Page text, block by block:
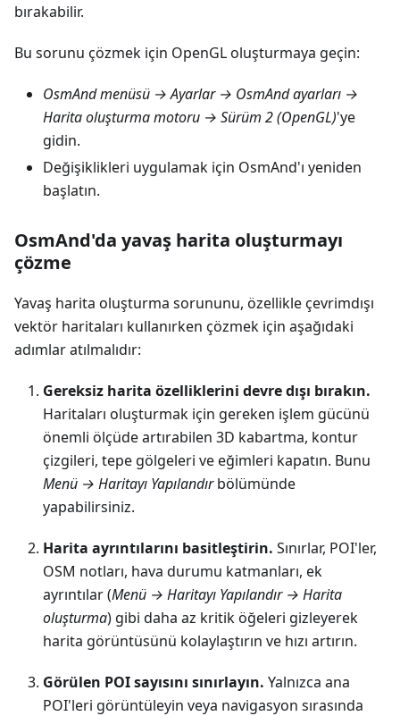
bırakabilir.
Bu sorunu çözmek için OpenGL oluşturmaya geçin:
OsmAnd menüsü → Ayarlar → OsmAnd ayarları →
Harita oluşturma motoru → Sürüm 2 (OpenGL)'ye
gidin.
Değişiklikleri uygulamak için OsmAnd'ı yeniden
başlatın.
OsmAnd'da yavaş harita oluşturmayı
çözme
Yavaş harita oluşturma sorununu, özellikle çevrimdışı
vektör haritaları kullanırken çözmek için aşağıdaki
adımlar atılmalıdır:
Gereksiz harita özelliklerini devre dışı bırakın.
Haritaları oluşturmak için gereken işlem gücünü
önemli ölçüde artırabilen 3D kabartma, kontur
çizgileri, tepe gölgeleri ve eğimleri kapatın. Bunu
Menü → Haritayı Yapılandırbölümünde
yapabilirsiniz.
Harita ayrıntılarını basitleştirin. Sınırlar, POI'ler,
OSM notları, hava durumu katmanları, ek
ayrıntılar (Menü → Haritayı Yapılandır → Harita
oluşturma) gibi daha az kritik öğeleri gizleyerek
harita görüntüsünü kolaylaştırın ve hızı artırın.
Görülen POI sayısını sınırlayın. Yalnızca ana
POI'leri görüntüleyin veya navigasyon sırasında